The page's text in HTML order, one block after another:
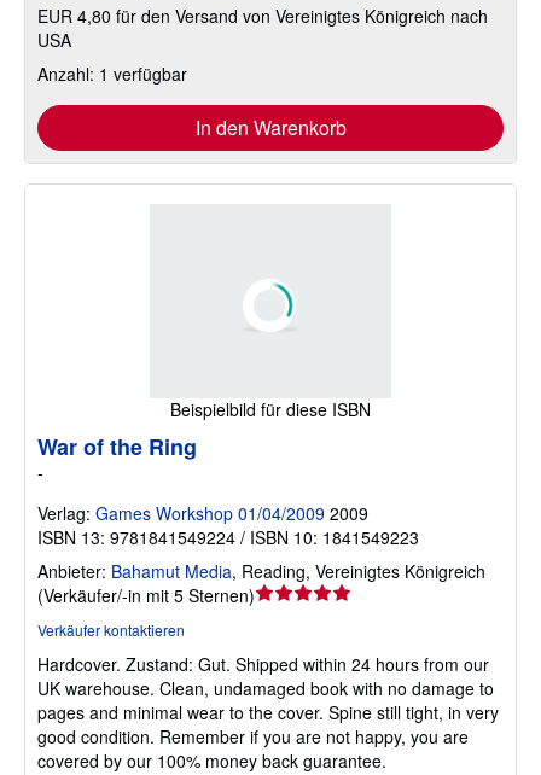
EUR 4,80 für den Versand von Vereinigtes Königreich nach
USA
Anzahl: 1 verfügbar
In den Warenkorb
Beispielbild für diese ISBN
War of the Ring
-
Verlag: Games Workshop 01/04/2009 2009
ISBN 13: 9781841549224 / ISBN 10: 1841549223
Anbieter: Bahamut Media, Reading, Vereinigtes Königreich
(Verkäufer/-in mit 5 Sternen)Verkäuferbewertung
5
Sternen
Verkäufer kontaktieren
Hardcover. Zustand: Gut. Shipped within 24 hours from our
UK warehouse. Clean, undamaged book with no damage to
pages and minimal wear to the cover. Spine still tight, in very
good condition. Remember if you are not happy, you are
covered by our 100% money back guarantee.